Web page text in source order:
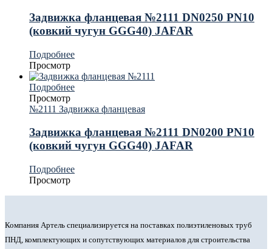
Задвижка фланцевая №2111 DN0250 PN10
(ковкий чугун GGG40) JAFAR
Подробнее
Просмотр
Подробнее
Просмотр
№2111 Задвижка фланцевая
Задвижка фланцевая №2111 DN0200 PN10
(ковкий чугун GGG40) JAFAR
Подробнее
Просмотр
Компания Артель специализируется на поставках полиэтиленовых труб
ПНД, комплектующих и сопутствующих материалов для строительства